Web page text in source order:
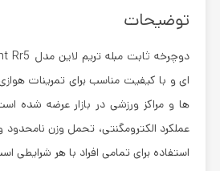
توضیحات
دوچرخه ثابت مبله تریم لاین مدل Insight Rr5
ای و با کیفیت مناسب برای تمرینات
ها و مراکز ورزشی در بازار عرضه شده
عملکرد الکترومگنتی، تحمل وزن نامحدود
استفاده برای تمامی افراد با هر شرایطی